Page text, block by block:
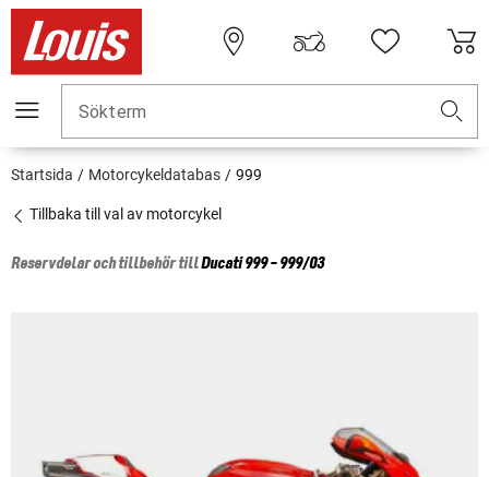
Sökterm
Startsida Motorcykeldatabas 999
Tillbaka till val av motorcykel
Reservdelar och tillbehör tillDucati999 - 999/03